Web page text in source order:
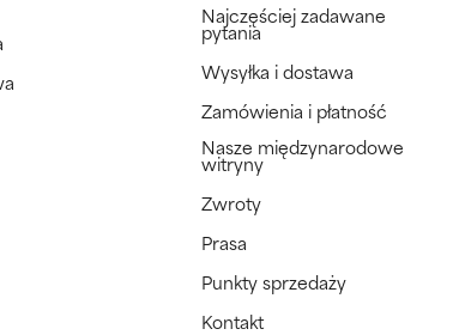
Najczęściej zadawane
pytania
Wysyłka i dostawa
Zamówienia i płatność
Nasze międzynarodowe
witryny
Zwroty
Prasa
Punkty sprzedaży
Kontakt